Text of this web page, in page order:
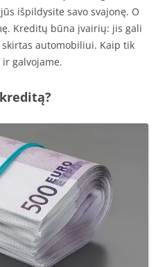
išpildysite savo svajonę. O
Kreditų būna įvairių: jis gali
automobiliui. Kaip tik
galvojame.